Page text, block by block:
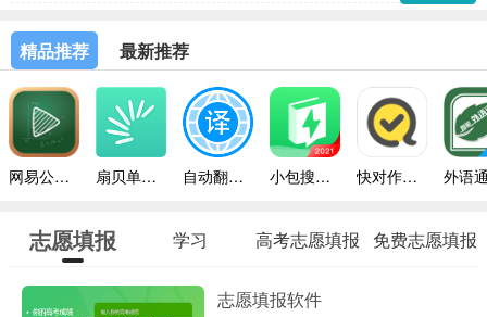
精品推荐 最新推荐
网易公开课手机版 扇贝单词免费版 自动翻译器手机版 小包搜题2024安卓版 快对作业带答案
志愿填报 学习
高考志愿填报
免费志愿填报
志愿填报软件